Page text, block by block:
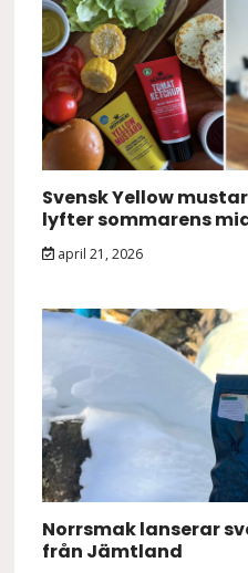
Svensk Yellow
lyfter sommarens
april 21, 2026
Norrsmak lanserar
från Jämtland